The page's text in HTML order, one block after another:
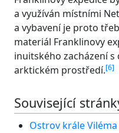
a využíván místními
a vybavení je proto
materiál Franklinovy
inuitského zacházení
arktickém prostředí.[6]
Související
Ostrov krále Viléma